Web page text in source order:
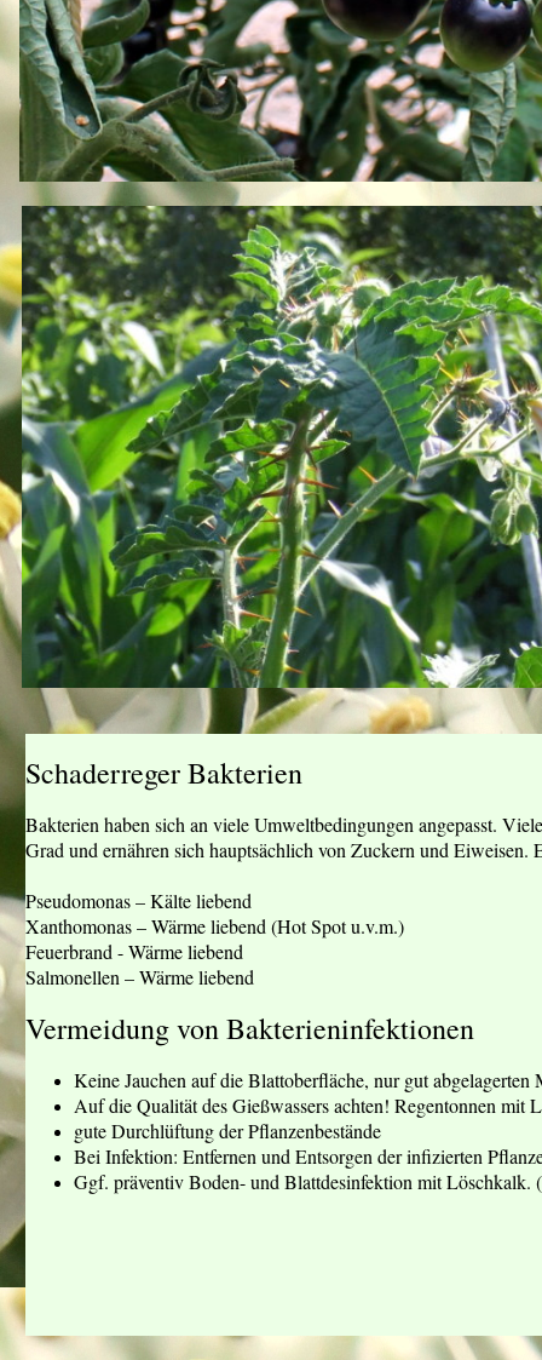
Schaderreger Bakterien
Bakterien haben sich an viele Umweltbedingungen angepasst.
Grad und ernähren sich hauptsächlich von Zuckern und Eiweisen.
Pseudomonas – Kälte liebend
Xanthomonas – Wärme liebend (Hot Spot u.v.m.)
Feuerbrand - Wärme liebend
Salmonellen – Wärme liebend
Vermeidung von Bakterieninfektionen
Keine Jauchen auf die Blattoberfläche, nur gut abgelagerten
Auf die Qualität des Gießwassers achten! Regentonnen mit
gute Durchlüftung der Pflanzenbestände
Bei Infektion: Entfernen und Entsorgen der infizierten
Ggf. präventiv Boden- und Blattdesinfektion mit Löschkalk.